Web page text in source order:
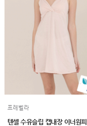
프레벨라